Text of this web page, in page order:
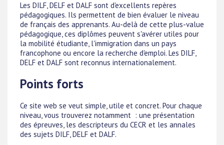
Les DILF, DELF et DALF sont d'excellents repères
pédagogiques. Ils permettent de bien évaluer le niveau
de français des apprenants. Au-delà de cette plus-value
pédagogique, ces diplômes peuvent s'avérer utiles pour
la mobilité étudiante, l'immigration dans un pays
francophone ou encore la recherche d'emploi. Les DILF,
DELF et DALF sont reconnus internationalement.
Points forts
Ce site web se veut simple, utile et concret. Pour chaque
niveau, vous trouverez notamment : une présentation
des épreuves, les descripteurs du CECR et les annales
des sujets DILF, DELF et DALF.